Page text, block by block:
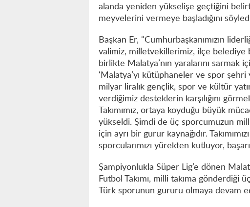
alanda yeniden yükselişe geçtiğini
meyvelerini vermeye başladığını
Başkan Er, “Cumhurbaşkanımızın
valimiz, milletvekillerimiz, ilçe belediye
birlikte Malatya’nın yaralarını sarmak
‘Malatya’yı kütüphaneler ve spor
milyar liralık gençlik, spor ve kültür
verdiğimiz desteklerin karşılığını
Takımımız, ortaya koyduğu büyük
yükseldi. Şimdi de üç sporcumuzun
için ayrı bir gurur kaynağıdır.
sporcularımızı yürekten kutluyor,
Şampiyonlukla Süper Lig’e dönen
Futbol Takımı, milli takıma gönderdiği
Türk sporunun gururu olmaya devam